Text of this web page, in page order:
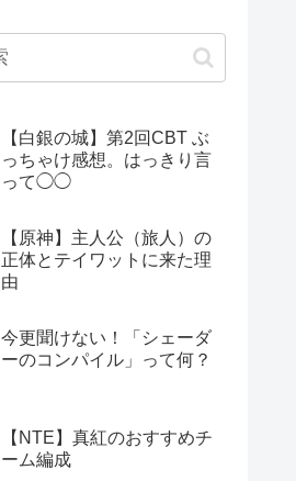
【白銀の城】第2回CBT ぶ
っちゃけ感想。はっきり言
って◯◯
【原神】主人公（旅人）の
正体とテイワットに来た理
由
今更聞けない！「シェーダ
ーのコンパイル」って何？
【NTE】真紅のおすすめチ
ーム編成